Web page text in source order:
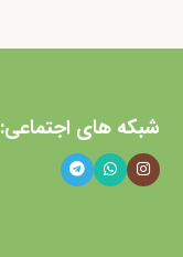
شبکه های اجتماعی: